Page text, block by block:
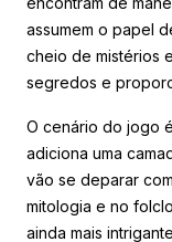
assumem o papel
cheio de mistérios
segredos e
O cenário do jogo
adiciona uma
vão se deparar
mitologia e no
ainda mais